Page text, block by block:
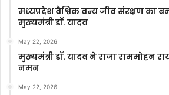
मध्यप्रदेश वैश्विक वन्य जीव संरक्षण का
मुख्यमंत्री डॉ. यादव
May 22, 2026
मुख्यमंत्री डॉ. यादव ने राजा राममोहन
नमन
May 22, 2026